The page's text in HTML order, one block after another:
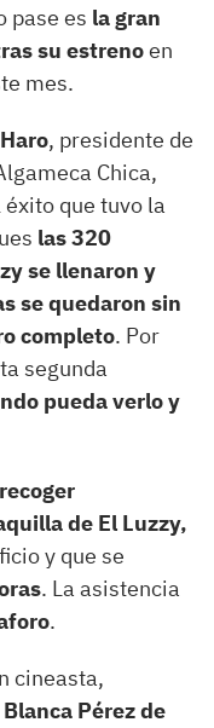
pase es la gran
su estrenoen
mes.
, presidente de
Chica,
que tuvo la
las 320
se llenaron y
se quedaron sin
completo. Por
segunda
pueda verlo y
recoger
de El Luzzy,
y que se
. La asistencia
.
cineasta,
Blanca Pérez de